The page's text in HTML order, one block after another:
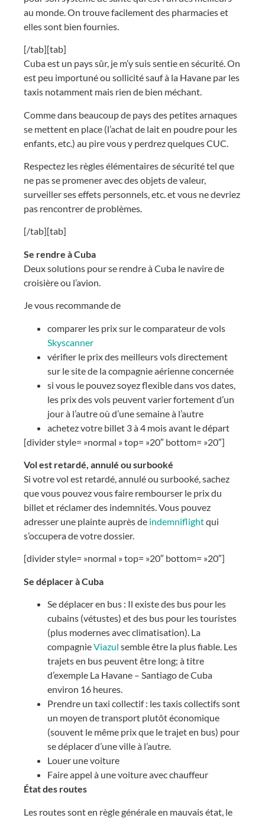
au monde. On trouve facilement des pharmacies et
elles sont bien fournies.
[/tab][tab]
Cuba est un pays sûr, je m’y suis sentie en sécurité. On
est peu importuné ou sollicité sauf à la Havane par les
taxis notamment mais rien de bien méchant.
Comme dans beaucoup de pays des petites arnaques
se mettent en place (l’achat de lait en poudre pour les
enfants, etc.) au pire vous y perdrez quelques CUC.
Respectez les règles élémentaires de sécurité tel que
ne pas se promener avec des objets de valeur,
surveiller ses effets personnels, etc. et vous ne devriez
pas rencontrer de problèmes.
[/tab][tab]
Se rendre à Cuba
Deux solutions pour se rendre à Cuba le navire de
croisière ou l’avion.
Je vous recommande de
comparer les prix sur le comparateur de vols
Skyscanner
vérifier le prix des meilleurs vols directement
sur le site de la compagnie aérienne concernée
si vous le pouvez soyez flexible dans vos dates,
les prix des vols peuvent varier fortement d’un
jour à l’autre où d’une semaine à l’autre
achetez votre billet 3 à 4 mois avant le départ
[divider style= »normal » top= »20″ bottom= »20″]
Vol est retardé, annulé ou surbooké
Si votre vol est retardé, annulé ou surbooké, sachez
que vous pouvez vous faire rembourser le prix du
billet et réclamer des indemnités. Vous pouvez
adresser une plainte auprès de indemniflightqui
s’occupera de votre dossier.
[divider style= »normal » top= »20″ bottom= »20″]
Se déplacer à Cuba
Se déplacer en bus : Il existe des bus pour les
cubains (vétustes) et des bus pour les touristes
(plus modernes avec climatisation). La
compagnieViazul semble être la plus fiable. Les
trajets en bus peuvent être long; à titre
d’exemple La Havane – Santiago de Cuba
environ 16 heures.
Prendre un taxi collectif : les taxis collectifs sont
un moyen de transport plutôt économique
(souvent le même prix que le trajet en bus) pour
se déplacer d’une ville à l’autre.
Louer une voiture
Faire appel à une voiture avec chauffeur
État des routes
Les routes sont en règle générale en mauvais état, le